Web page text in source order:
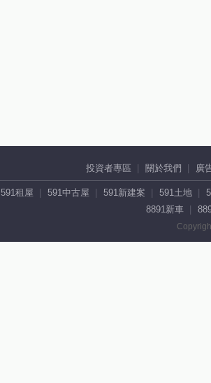
投資者專區 關於我們 廣
591租屋 591中古屋 591新建案 591土地
8891新車